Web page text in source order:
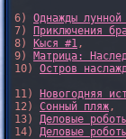
6) Однажды
7)
Приключения
8)
Кыся #1,
9) Матрица:
10) Остров
11)
Новогодняя
12) Сонный пляж,
13) Деловые
14) Деловые